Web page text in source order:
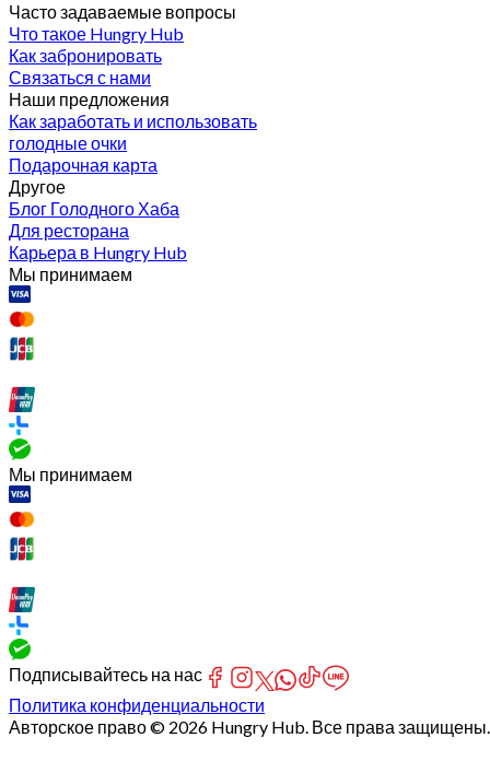
Часто задаваемые вопросы
Что такое Hungry Hub
Как забронировать
Связаться с нами
Наши предложения
Как заработать и использовать
голодные очки
Подарочная карта
Другое
Блог Голодного Хаба
Для ресторана
Карьера в Hungry Hub
Мы принимаем
Мы принимаем
Подписывайтесь на нас
Политика конфиденциальности
Авторское право © 2026 Hungry Hub. Все права защищены.